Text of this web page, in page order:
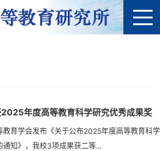
年度高等教育科学研究优秀成果奖
教育学会发布《关于公布2025年度高等教育科学
通知》，我校3项成果获二等...